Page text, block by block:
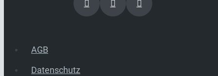
AGB
Datenschutz